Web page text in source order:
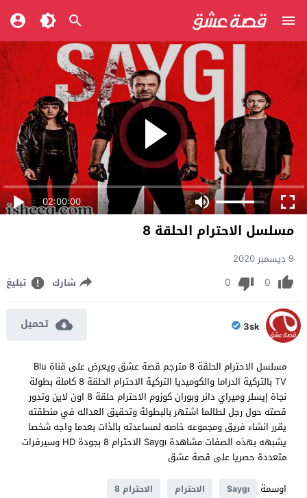
02:00:00
مسلسل الاحترام الحلقة 8
9 ديسمبر 2020
0
0 شارك تبليغ
3sk تحميل
مسلسل الاحترام الحلقة 8 مترجم قصة عشق ويعرض على قناة Blu
TV بالتركية الدراما والكوميديا التركية الاحترام الحلقة 8 كاملة بطولة
نجاة إيسلر وميراي دانر وبوران كوزوم الاحترام حلقة 8 اون لاين وتدور
قصته حول رجل لطالما اشتهر بالبطولة وتحقيق العداله في منطقته
يقرر انشاء فريق ومجموعه خاصه لمساعدته بالذات بعدما واجه شخصا
يشبهه بهذه الصفات مشاهدة Saygı الاحترام 8 بجودة HD وسيرفرات
متعددة حصريا على قصة عشق
اوسمة
Saygı الاحترام
الاحترام 8